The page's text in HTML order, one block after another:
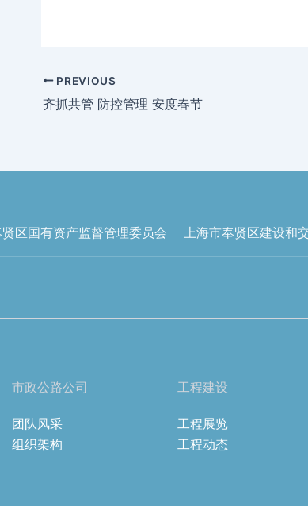
PREVIOUS
齐抓共管 防控管理 安度春节
贤区国有资产监督管理委员会 上海市奉贤区建设和
市政公路公司
团队风采
组织架构
工程建设
工程展览
工程动态